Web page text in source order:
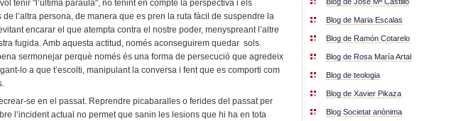
tenir "l’última paraula", no tenint en compte la perspectiva i els
de l’altra persona, de manera que es pren la ruta fàcil de suspendre la
encarar el que atempta contra el nostre poder, menyspreant l’altre
fugida. Amb aquesta actitud, només aconseguirem quedar sols.
sermonejar perquè només és una forma de persecució que agredeix
lo a que t’escolti, manipulant la conversa i fent que es comporti com
se en el passat. Reprendre picabaralles o ferides del passat per
l’incident actual no permet que sanin les lesions que hi ha en tota
Blog de Maria Escalas
Blog de Ramón Cotarelo
Blog de Rosa María Artal
Blog de teologia
Blog de Xavier Pikaza
Blog Societat anònima